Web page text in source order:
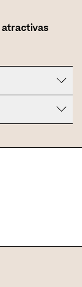
atractivas